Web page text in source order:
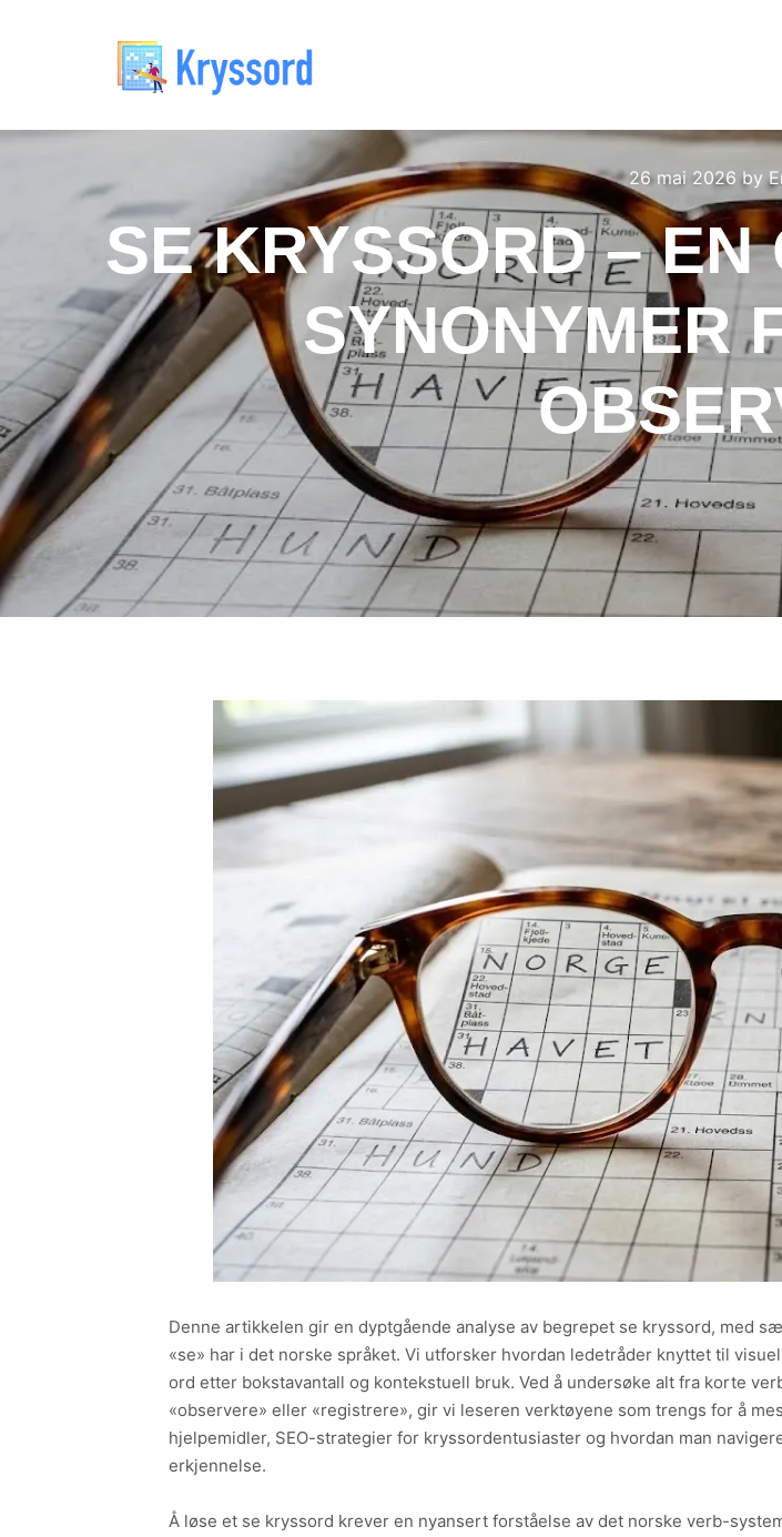
26 mai 2026 by
SE KRYSSORD –
SYNONYMER
Denne artikkelen gir en dyptgående analyse av begrepet se kryssord, med
«se» har i det norske språket. Vi utforsker hvordan ledetråder knyttet til
ord etter bokstavantall og kontekstuell bruk. Ved å undersøke alt fra korte
«observere» eller «registrere», gir vi leseren verktøyene som trengs for å
hjelpemidler, SEO-strategier for kryssordentusiaster og hvordan man
erkjennelse.
Å løse et se kryssord krever en nyansert forståelse av det norske verb-